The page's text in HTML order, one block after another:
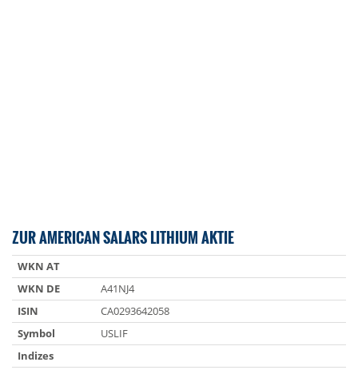
ZUR AMERICAN SALARS LITHIUM AKTIE
WKN AT
WKN DE
A41NJ4
ISIN
CA0293642058
Symbol
USLIF
Indizes